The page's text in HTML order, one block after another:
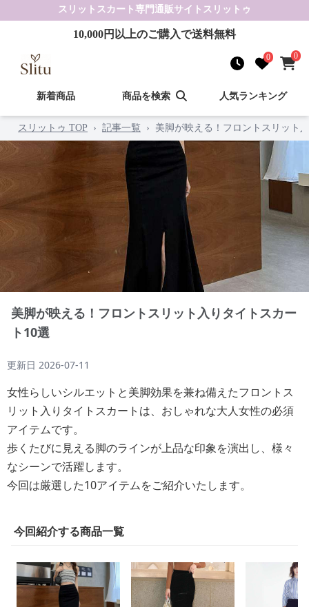
スリットスカート 専門通販サイト スリットゥ
10,000円以上のご購入で送料無料
0 0
新着商品 商品を検索 人気ランキング
スリットゥ TOP › 記事一覧 › 美脚が映える！フロントスリット
美脚が映える！フロントスリット入りタイトスカー
ト10選
更新日 2026-07-11
女性らしいシルエットと美脚効果を兼ね備えたフロントス
リット入りタイトスカートは、おしゃれな大人女性の必須
アイテムです。
歩くたびに見える脚のラインが上品な印象を演出し、様々
なシーンで活躍します。
今回は厳選した10アイテムをご紹介いたします。
今回紹介する商品一覧